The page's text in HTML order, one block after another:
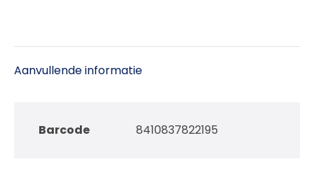
Aanvullende informatie
Barcode 8410837822195